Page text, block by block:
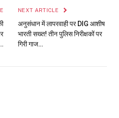
NEXT ARTICLE
अनुसंधान में लापरवाही पर DIG आशीष
भारती सख्त! तीन पुलिस निरीक्षकों पर
गिरी गाज…